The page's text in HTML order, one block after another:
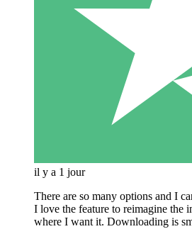
il y a 1 jour
There are so many options and I
I love the feature to reimagine the
where I want it. Downloading is